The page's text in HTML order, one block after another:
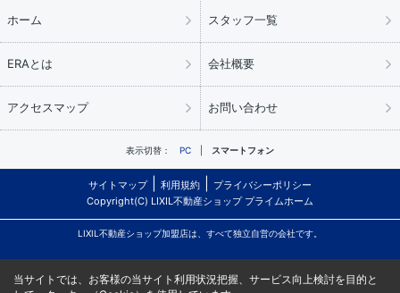
ホーム スタッフ一覧
ERAとは 会社概要
アクセスマップ お問い合わせ
表示切替： PC スマートフォン
サイトマップ 利用規約
プライバシーポリシー
Copyright(C) LIXIL不動産ショップ プライムホーム
LIXIL不動産ショップ加盟店は、すべて独立自営の会社です。
当サイトでは、お客様の当サイト利用状況把握、サービス向上検討を目的と